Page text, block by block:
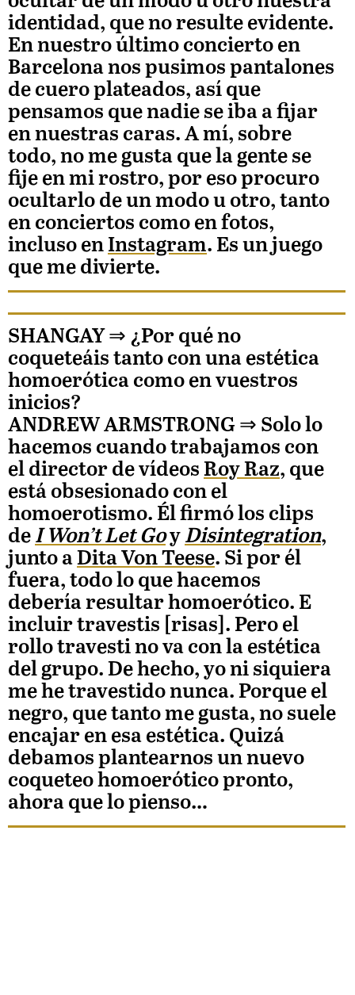
identidad, que no resulte evidente.
En nuestro último concierto en
Barcelona nos pusimos pantalones
de cuero plateados, así que
pensamos que nadie se iba a fijar
en nuestras caras. A mí, sobre
todo, no me gusta que la gente se
fije en mi rostro, por eso procuro
ocultarlo de un modo u otro, tanto
en conciertos como en fotos,
incluso en Instagram. Es un juego
que me divierte.
SHANGAY ⇒ ¿Por qué no
coqueteáis tanto con una estética
homoerótica como en vuestros
inicios?
ANDREW ARMSTRONG ⇒ Solo lo
hacemos cuando trabajamos con
el director de vídeos Roy Raz, que
está obsesionado con el
homoerotismo. Él firmó los clips
de I Won’t Let Goy Disintegration,
junto aDita Von Teese. Si por él
fuera, todo lo que hacemos
debería resultar homoerótico. E
incluir travestis [risas]. Pero el
rollo travesti no va con la estética
del grupo. De hecho, yo ni siquiera
me he travestido nunca. Porque el
negro, que tanto me gusta, no suele
encajar en esa estética. Quizá
debamos plantearnos un nuevo
coqueteo homoerótico pronto,
ahora que lo pienso…